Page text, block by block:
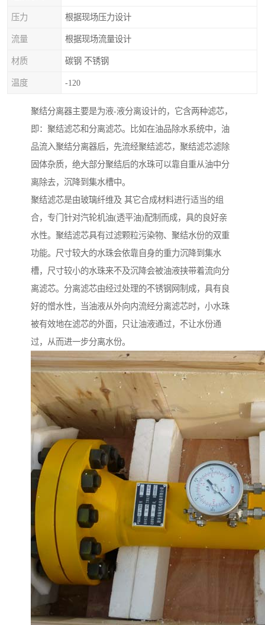
压力 根据现场压力设计
流量 根据现场流量设计
材质 碳钢 不锈钢
温度 -120
聚结分离器主要是为液-液分离设计的，它含两种滤芯，
即：聚结滤芯和分离滤芯。比如在油品除水系统中，油
品流入聚结分离器后，先流经聚结滤芯，聚结滤芯滤除
固体杂质，绝大部分聚结后的水珠可以靠自重从油中分
离除去，沉降到集水槽中。
聚结滤芯是由玻璃纤维及 其它合成材料进行适当的组
合，专门针对汽轮机油(透平油)配制而成，具的良好亲
水性。聚结滤芯具有过滤颗粒污染物、聚结水份的双重
功能。尺寸较大的水珠会依靠自身的重力沉降到集水
槽，尺寸较小的水珠来不及沉降会被油液挟带着流向分
离滤芯。分离滤芯由经过处理的不锈钢网制成，具有良
好的憎水性，当油液从外向内流经分离滤芯时，小水珠
被有效地在滤芯的外面，只让油液通过，不让水份通
过，从而进一步分离水份。